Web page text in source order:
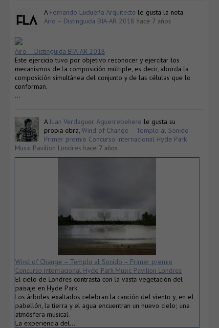
A Fernando Ludueña Arquitecto le gusta la nota
Airo – Distinguida BIA-AR 2018 hace 7 años
Airo – Distinguida BIA-AR 2018
Este ejercicio tuvo por objetivo reconocer y ejercitar los
mecanismos de la composición múltiple, es decir, aborda la
composición simultánea del conjunto y de las células que lo
conforman.
…
AJuan Verdaguer Aguerrebehere le gusta su
propia obra, Wind of Change – Templo al Sonido –
Primer premio Concurso internacional Hyde Park
Music Pavilion Londres hace 7 años
Wind of Change – Templo al Sonido – Primer premio
Concurso internacional Hyde Park Music Pavilion Londres
El cielo de Londres contrasta con la vasta vegetación del
paisaje en Hyde Park.
Los árboles exaltados celebran la canción del viento y, en el
pabellón, la tierra y el agua encuentran un nuevo cielo; una
atmósfera musical.
La experiencia del…